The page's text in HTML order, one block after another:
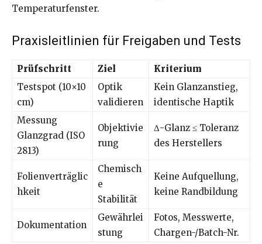
Temperaturfenster.
Praxisleitlinien für Freigaben und Tests
Prüfschritt Ziel
Kriterium
Testspot (10×10
cm)
Optik
validieren
Kein Glanzanstieg,
identische Haptik
Messung
Glanzgrad (ISO
2813)
Objektivie
rung
Δ-Glanz ≤ Toleranz
des Herstellers
Folienverträglic
hkeit
Chemisch
e
Stabilität
Keine Aufquellung,
keine Randbildung
Dokumentation
Gewährlei
stung
Fotos, Messwerte,
Chargen-/Batch-Nr.